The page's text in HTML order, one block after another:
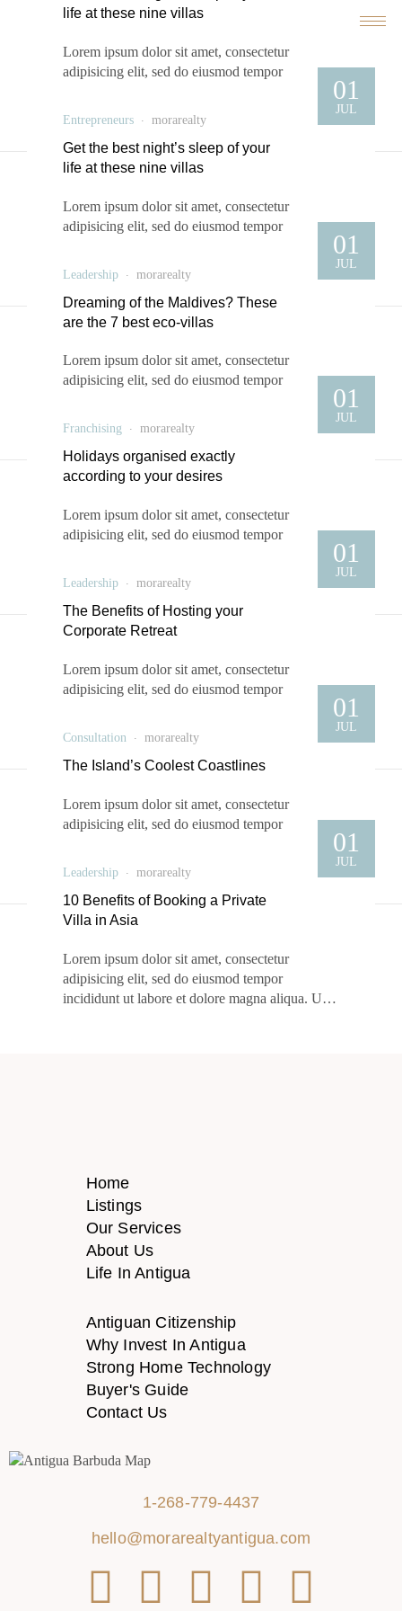
life at these nine villas
Lorem ipsum dolor sit amet, consectetur
adipisicing elit, sed do eiusmod tempor
enim ad minim veniam, quis nostrud exercitation
ullamco laboris nisi ut aliquip ex ea commodo
consequat. Sed ut perspiciatis unde omnis iste
natus error sit voluptatem accusantium
01
JUL
Entrepreneurs
morarealty
Get the best night’s sleep of your
life at these nine villas
Lorem ipsum dolor sit amet, consectetur
adipisicing elit, sed do eiusmod tempor
enim ad minim veniam, quis nostrud exercitation
ullamco laboris nisi ut aliquip ex ea commodo
consequat. Sed ut perspiciatis unde omnis iste
natus error sit voluptatem accusantium
01
JUL
Leadership
morarealty
Dreaming of the Maldives? These
are the 7 best eco-villas
Lorem ipsum dolor sit amet, consectetur
adipisicing elit, sed do eiusmod tempor
enim ad minim veniam, quis nostrud exercitation
ullamco laboris nisi ut aliquip ex ea commodo
consequat. Sed ut perspiciatis unde omnis iste
natus error sit voluptatem accusantium
01
JUL
Franchising
morarealty
Holidays organised exactly
according to your desires
Lorem ipsum dolor sit amet, consectetur
adipisicing elit, sed do eiusmod tempor
enim ad minim veniam, quis nostrud exercitation
ullamco laboris nisi ut aliquip ex ea commodo
consequat. Sed ut perspiciatis unde omnis iste
natus error sit voluptatem accusantium
01
JUL
Leadership
morarealty
The Benefits of Hosting your
Corporate Retreat
Lorem ipsum dolor sit amet, consectetur
adipisicing elit, sed do eiusmod tempor
enim ad minim veniam, quis nostrud exercitation
ullamco laboris nisi ut aliquip ex ea commodo
consequat. Sed ut perspiciatis unde omnis iste
doloremque …
01
JUL
Consultation
morarealty
The Island’s Coolest Coastlines
Lorem ipsum dolor sit amet, consectetur
adipisicing elit, sed do eiusmod tempor
enim ad minim veniam, quis nostrud exercitation
ullamco laboris nisi ut aliquip ex ea commodo
consequat. Sed ut perspiciatis unde omnis iste
natus error sit voluptatem accusantium
01
JUL
Leadership
morarealty
10 Benefits of Booking a Private
Villa in Asia
Lorem ipsum dolor sit amet, consectetur
adipisicing elit, sed do eiusmod tempor
incididunt ut labore et dolore magna aliqua. Ut
Home
Listings
Our Services
About Us
Life In Antigua
Antiguan Citizenship
Why Invest In Antigua
Strong Home Technology
Buyer's Guide
Contact Us
1-268-779-4437
hello@morarealtyantigua.com